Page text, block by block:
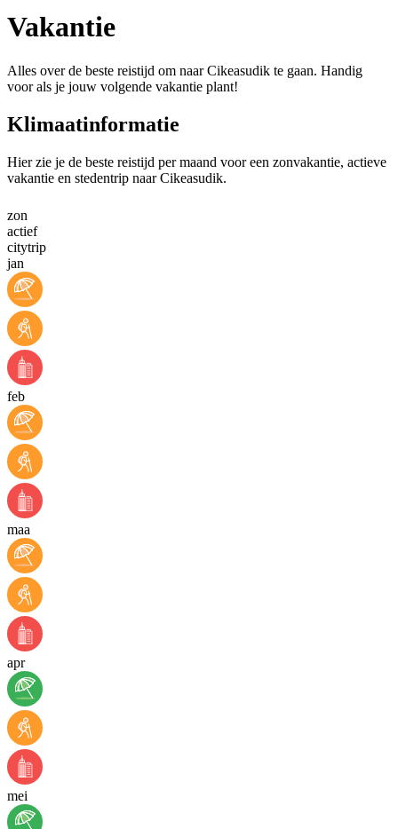
Vakantie
Alles over de beste reistijd om naar Cikeasudik te gaan. Handig
voor als je jouw volgende vakantie plant!
Klimaatinformatie
Hier zie je de beste reistijd per maand voor een zonvakantie, actieve
vakantie en stedentrip naar Cikeasudik.
zon
actief
citytrip
jan
feb
maa
apr
mei